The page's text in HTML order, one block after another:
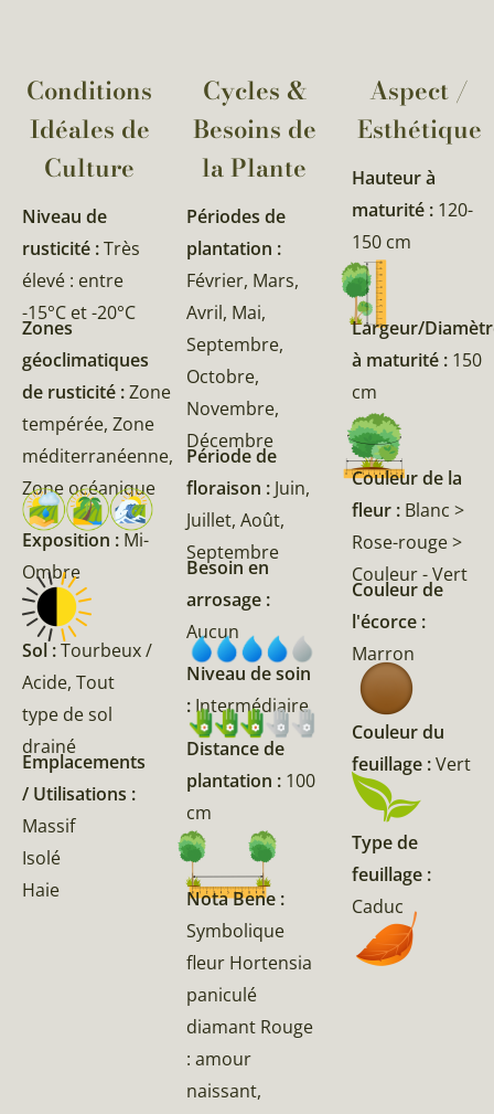
Conditions
Idéales de
Culture
Niveau de
rusticité :Très
élevé : entre
-15°C et -20°C
Zones
géoclimatiques
de rusticité :Zone
tempérée, Zone
méditerranéenne,
Zone océanique
Exposition : Mi-
Ombre
Sol :Tourbeux /
Acide, Tout
type de sol
drainé
Emplacements
/ Utilisations :
Massif
Isolé
Haie
Cycles &
Besoins de
la Plante​
Périodes de
plantation :
Février, Mars,
Avril, Mai,
Septembre,
Octobre,
Novembre,
Décembre
Période de
floraison : Juin,
Juillet, Août,
Septembre
Besoin en
arrosage :
Aucun
Niveau de soin
: Intermédiaire
Distance de
plantation : 100
cm
Nota Bene :
Symbolique
fleur Hortensia
paniculé
diamant Rouge
: amour
naissant,
Aspect /
Esthétique
Hauteur à
maturité : 120-
150 cm
Largeur/
à maturité : 150
cm
Couleur de la
fleur : Blanc >
Rose-rouge >
Couleur - Vert
Couleur de
l'écorce :
Marron
Couleur du
feuillage :Vert
Type de
feuillage :
Caduc